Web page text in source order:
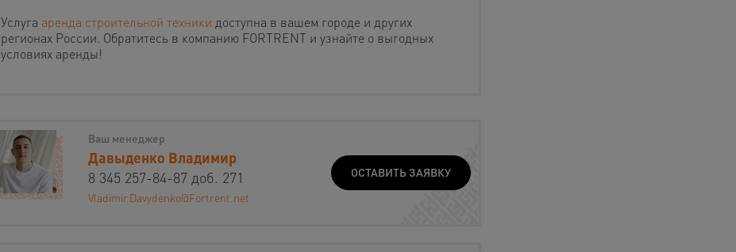
Услуга аренда строительной техники доступна в вашем городе и других
регионах России. Обратитесь в компанию FORTRENT и узнайте о выгодных
условиях аренды!
Ваш менеджер
Давыденко Владимир
8 345 257-84-87 доб. 271
Vladimir.Davydenko@Fortrent.net
ОСТАВИТЬ ЗАЯВКУ